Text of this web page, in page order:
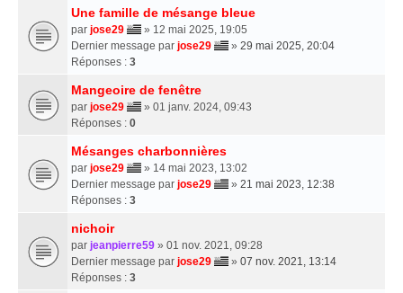
Une famille de mésange bleue
par jose29
» 12 mai 2025, 19:05
Dernier message par jose29 » 29 mai 2025, 20:04
Réponses : 3
Mangeoire de fenêtre
par jose29
» 01 janv. 2024, 09:43
Réponses : 0
Mésanges charbonnières
par jose29
» 14 mai 2023, 13:02
Dernier message par jose29 » 21 mai 2023, 12:38
Réponses : 3
nichoir
par jeanpierre59 » 01 nov. 2021, 09:28
Dernier message par jose29 » 07 nov. 2021, 13:14
Réponses : 3